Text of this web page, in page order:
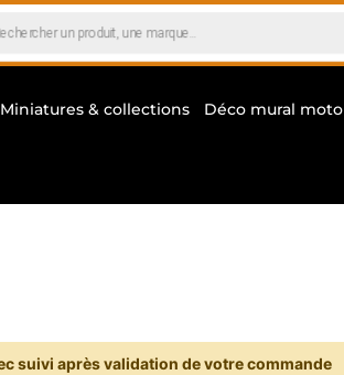
Miniatures & collections Déco mural moto
suivi après validation de votre commande